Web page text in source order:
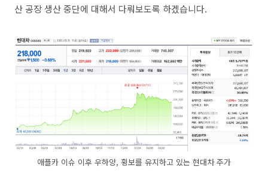
산 공장 생산 중단에 대해서 다뤄보도록 하겠습니다.
애플카 이슈 이후 우하양, 횡보를 유지하고 있는 현대차 주가